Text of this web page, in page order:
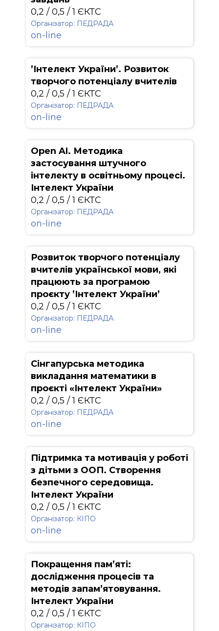
0,2 / 0,5 / 1 ЄКТС
Організатор: ПЕДРАДА
on-line
’Інтелект України’. Розвиток
творчого потенціалу вчителів
0,2 / 0,5 / 1 ЄКТС
Організатор: ПЕДРАДА
on-line
Open AI. Методика
застосування штучного
інтелекту в освітньому процесі.
Інтелект України
0,2 / 0,5 / 1 ЄКТС
Організатор: ПЕДРАДА
on-line
Розвиток творчого потенціалу
вчителів української мови, які
працюють за програмою
проєкту ’Інтелект України’
0,2 / 0,5 / 1 ЄКТС
Організатор: ПЕДРАДА
on-line
Сінгапурська методика
викладання математики в
проєкті «Інтелект України»
0,2 / 0,5 / 1 ЄКТС
Організатор: ПЕДРАДА
on-line
Підтримка та мотивація у роботі
з дітьми з ООП. Створення
безпечного середовища.
Інтелект України
0,2 / 0,5 / 1 ЄКТС
Організатор: КІПО
on-line
Покращення пам’яті:
дослідження процесів та
методів запам’ятовування.
Інтелект України
0,2 / 0,5 / 1 ЄКТС
Організатор: КІПО